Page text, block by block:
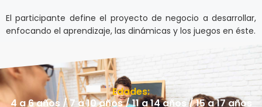
El participante define el proyecto de negocio a desarrollar,
enfocando el aprendizaje, las dinámicas y los juegos en éste.
Edades:
4 a 6 años / 7 a 10 años / 11 a 14 años / 15 a 17 años